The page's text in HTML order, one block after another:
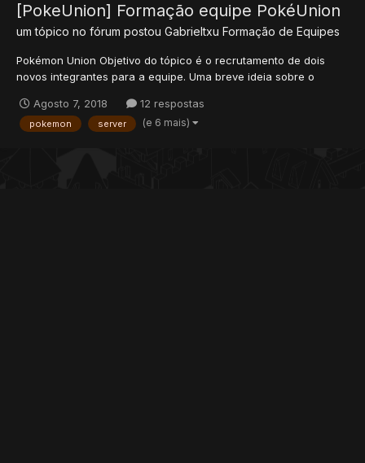
[PokeUnion] Formação equipe PokéUnion
um tópico no fórum postou Gabrieltxu Formação de Equipes
Pokémon Union Objetivo do tópico é o recrutamento de dois
novos integrantes para a equipe. Uma breve ideia sobre o
hoje em dia, más focando em RPG (No...
Agosto 7, 2018 12 respostas
pokemon server (e 6 mais)